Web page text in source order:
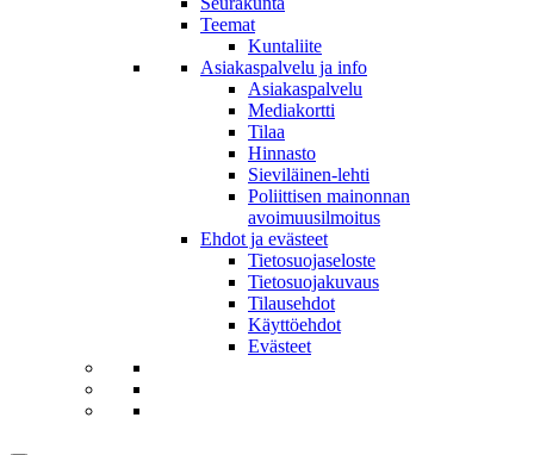
Teemat
Kuntaliite
Asiakaspalvelu ja info
Asiakaspalvelu
Mediakortti
Tilaa
Hinnasto
Sieviläinen-lehti
Poliittisen mainonnan
avoimuusilmoitus
Ehdot ja evästeet
Tietosuojaseloste
Tietosuojakuvaus
Tilausehdot
Käyttöehdot
Evästeet